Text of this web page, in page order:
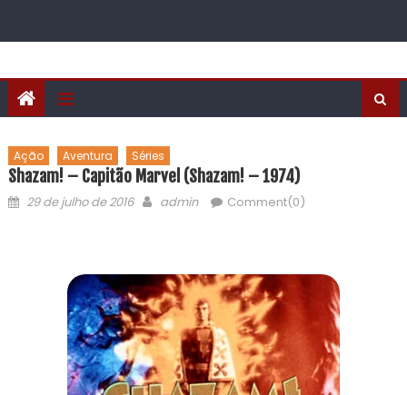
Ação Aventura Séries
Shazam! – Capitão Marvel (Shazam! – 1974)
29 de julho de 2016 admin Comment(0)